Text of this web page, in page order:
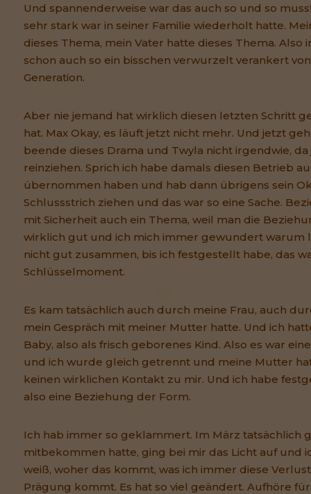
Und spannenderweise war das auch so und so
sehr stark war in seiner Familie wiederholt hatte.
dieses Thema, mein Vater hatte dieses Thema. Also
schon auch so ein bisschen verwurzelt verankert
Generation.
Aber nie jemand hat wirklich diesen letzten Schritt
hat. Max Okay, es läuft jetzt nicht mehr. Und jetzt
beende dieses Drama und Twyla nicht irgendwie,
reinziehen. Sprich ich habe damals diesen Betrieb
übernommen haben und hab dann übrigens sein
Schlussstrich ziehen und das war so eine Sache.
mit Sicherheit auch ein Thema, weil man die
wirklich gut und ich mich immer gewundert warum
nicht gut zusammen, bis ich festgestellt habe, das
Schlüsselmoment.
Es kam tatsächlich auch durch meine Frau, auch
mein Gespräch mit meiner Mutter hatte. Und ich
Baby, also als frisch geborenes Kind. Also es war
und ich wurde gleich getrennt und meine Mutter
keinen wirklichen Kontakt zu mir. Und ich habe
also eine Beziehung der Form.
Ich hab immer so geklammert. Im März tatsächlich
mitbekommen hatte, ging bei mir das Licht auf und
weiß, woher das kommt, was ich immer diese
Prägung kommt. Es hat so viel geändert. Aufhöre